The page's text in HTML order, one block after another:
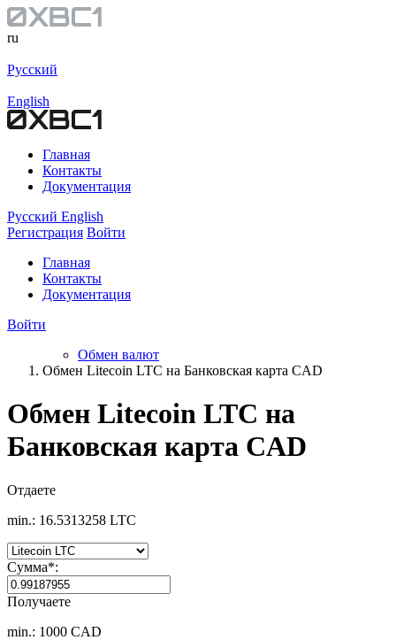
ru
Русский
English
Главная
Контакты
Документация
Русский English
Регистрация Войти
Главная
Контакты
Документация
Войти
Обмен валют
Обмен Litecoin LTC на Банковская карта CAD
Обмен Litecoin LTC на
Банковская карта CAD
Отдаете
min.: 16.5313258 LTC
Сумма*:
Получаете
min.: 1000 CAD